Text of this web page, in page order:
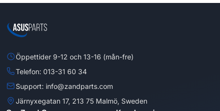
Öppettider 9-12 och 13-16 (mån-fre)
Telefon: 013-31 60 34
Support: info@zandparts.com
Järnyxegatan 17, 213 75 Malmö, Sweden